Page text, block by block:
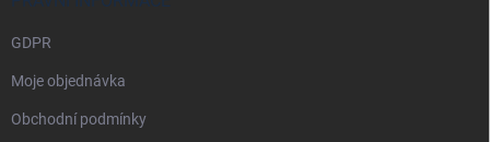
GDPR
Moje objednávka
Obchodní podmínky